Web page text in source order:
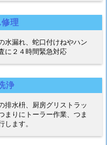
理
水漏れ、蛇口付けねやハン
に２４時間緊急対応
浄
排水枡、厨房グリストラッ
まりにトーラー作業、つま
します。